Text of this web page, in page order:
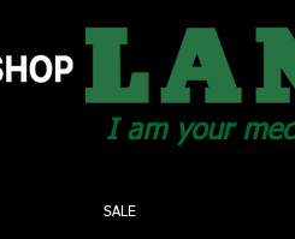
I am your
SALE